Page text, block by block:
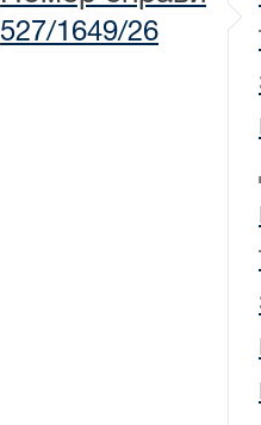
527/1649/26